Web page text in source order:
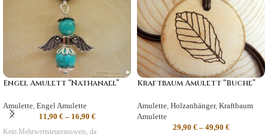
Engel Amulett “Nathanael”
Amulette, Engel Amulette
11,90 €– 16,90 €
Kein Mehrwertsteuerausweis, da
Kraftbaum Amulett “Buche”
Amulette, Holzanhänger, Kraftbaum
Amulette
29,90 €– 49,90 €